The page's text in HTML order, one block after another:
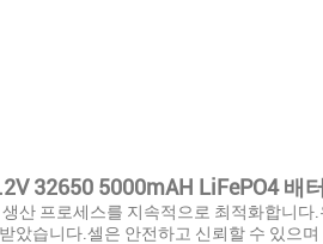
32650 5000mAH LiFePO4 배
산 프로세스를 지속적으로 최적화합니
았습니다.셀은 안전하고 신뢰할 수 있으며